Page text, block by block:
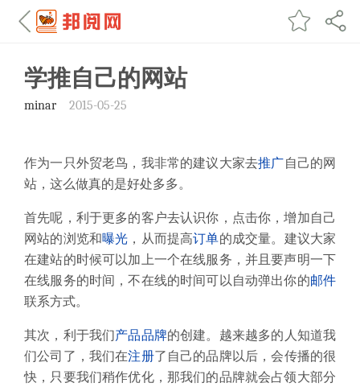
学推自己的网站
minar 2015-05-25
作为一只外贸老鸟，我非常的建议大家去推广自己的网
站，这么做真的是好处多多。
首先呢，利于更多的客户去认识你，点击你，增加自己
网站的浏览和曝光 ，从而提高订单的成交量。建议大家
在建站的时候可以加上一个在线服务，并且要声明一下
在线服务的时间，不在线的时间可以自动弹出你的邮件
联系方式。
其次，利于我们产品品牌的创建。越来越多的人知道我
们公司了，我们在注册了自己的品牌以后，会传播的很
快，只要我们稍作优化，那我们的品牌就会占领大部分